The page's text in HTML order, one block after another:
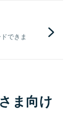
できま
ま向け